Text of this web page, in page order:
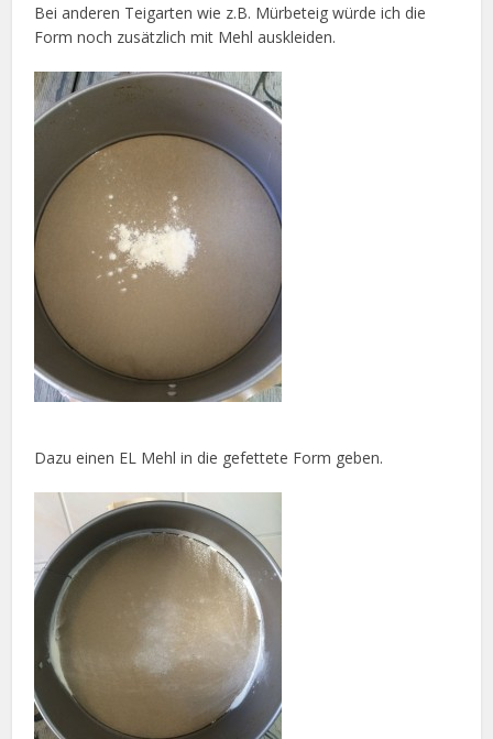
Bei anderen Teigarten wie z.B. Mürbeteig würde ich die
Form noch zusätzlich mit Mehl auskleiden.
Dazu einen EL Mehl in die gefettete Form geben.